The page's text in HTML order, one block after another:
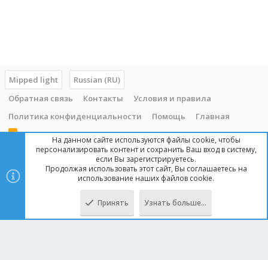
Mipped light
Russian (RU)
Обратная связь
Контакты
Условия и правила
Политика конфиденциальности
Помощь Главная
R
Copyright © 2014 - 2025, mipped.com. Все права защищены. При
копировании материала с сайта, обратная ссылка обязательна!
На данном сайте используются файлы cookie, чтобы
персонализировать контент и сохранить Ваш вход в систему,
если Вы зарегистрируетесь.
Продолжая использовать этот сайт, Вы соглашаетесь на
использование наших файлов cookie.
Принять Узнать больше…